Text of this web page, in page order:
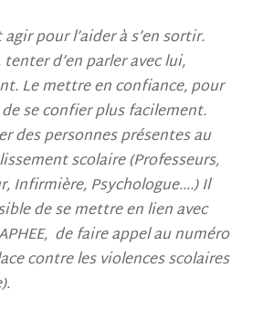
pour l’aider à s’en sortir.
d’en parler avec lui,
Le mettre en confiance, pour
se confier plus facilement.
des personnes présentes au
scolaire (Professeurs,
Infirmière, Psychologue….) Il
de se mettre en lien avec
de faire appel au numéro
contre les violences scolaires